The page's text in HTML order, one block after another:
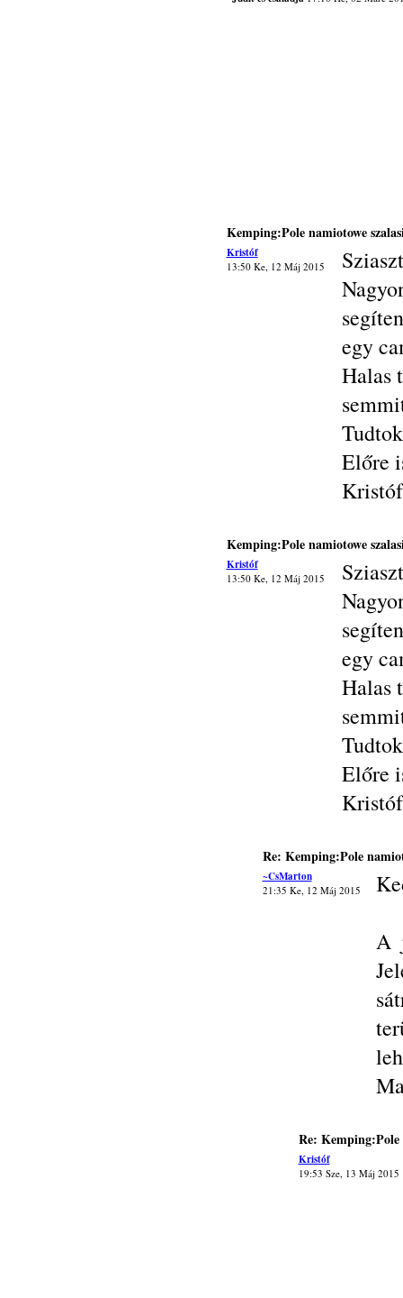
Kemping:Pole namiotowe
Kristóf
13:50 Ke, 12 Máj 2015
egy
Halas
Előre
Kristóf
Kemping:Pole namiotowe
Kristóf
13:50 Ke, 12 Máj 2015
egy
Halas
Előre
Kristóf
Re: Kemping:Pole
~CsMarton
21:35 Ke, 12 Máj 2015
A
Re: Kemping:Pole
Kristóf
19:53 Sze, 13 Máj 2015